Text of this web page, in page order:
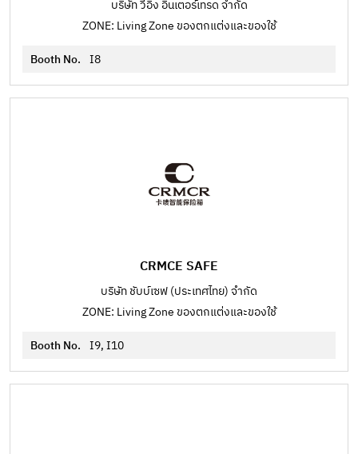
บริษัท วีอิ้ง อินเตอร์เทรด จำกัด
ZONE: Living Zone ของตกแต่งและของใช้
Booth No. I8
CRMCE SAFE
บริษัท ชับบ์เซฟ (ประเทศไทย) จำกัด
ZONE: Living Zone ของตกแต่งและของใช้
Booth No. I9, I10